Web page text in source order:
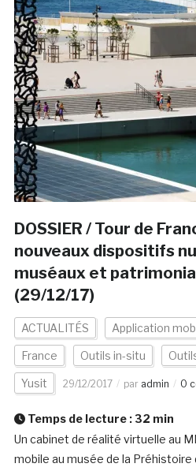
DOSSIER / Tour de
nouveaux dispositifs
muséaux et
(29/12/17)
ACTUALITÉS Application
France Outils in-situ
Yusit 29/12/2017 par admin 0
Temps de lecture : 32 min
Un cabinet de réalité virtuelle au
mobile au musée de la Préhistoire